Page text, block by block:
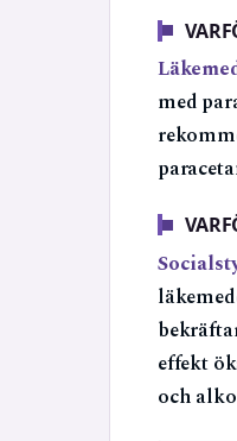
med
effekt
och